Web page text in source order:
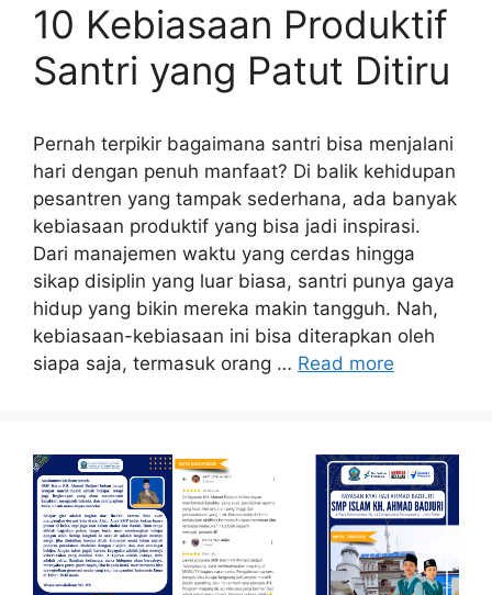
10 Kebiasaan Produktif
Santri yang Patut Ditiru
Pernah terpikir bagaimana santri bisa menjalani
hari dengan penuh manfaat? Di balik kehidupan
pesantren yang tampak sederhana, ada banyak
kebiasaan produktif yang bisa jadi inspirasi.
Dari manajemen waktu yang cerdas hingga
sikap disiplin yang luar biasa, santri punya gaya
hidup yang bikin mereka makin tangguh. Nah,
kebiasaan-kebiasaan ini bisa diterapkan oleh
siapa saja, termasuk orang … Read more